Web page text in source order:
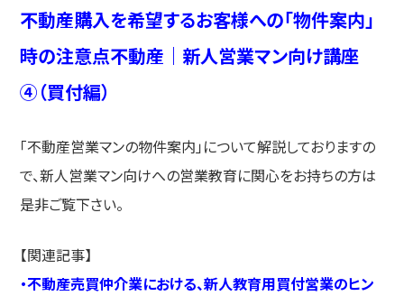
不動産購入を希望するお客様への「物件案内」
時の注意点不動産｜新人営業マン向け講座
④（買付編）
「不動産営業マンの物件案内」について解説しておりますの
で、新人営業マン向けへの営業教育に関心をお持ちの方は
是非ご覧下さい。
【関連記事】
・不動産売買仲介業における、新人教育用買付営業のヒン